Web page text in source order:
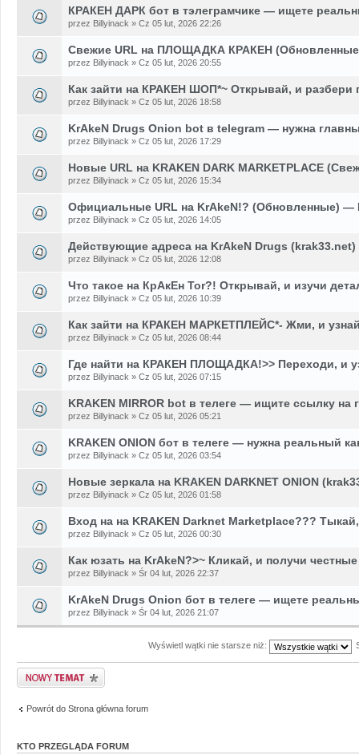
КРАКЕН ДАРК бот в тэлеграмчике — ищете
przez Billyinack » Cz 05 lut, 2026 22:26
Свежие URL на ПЛОЩАДКА КРАКЕН
przez Billyinack » Cz 05 lut, 2026 20:55
Как зайти на КРАКЕН ШОП*~ Открывай, и разбери
przez Billyinack » Cz 05 lut, 2026 18:58
KrAkeN Drugs Onion bot в telegram — нужна
przez Billyinack » Cz 05 lut, 2026 17:29
Новые URL на KRAKEN DARK MARKETPLACE
przez Billyinack » Cz 05 lut, 2026 15:34
Официальные URL на KrAkeN!? (Обновленные) —
przez Billyinack » Cz 05 lut, 2026 14:05
Действующие адреса на KrAkeN Drugs
przez Billyinack » Cz 05 lut, 2026 12:08
Что такое на КрАкЕн Tor?! Открывай, и изучи
przez Billyinack » Cz 05 lut, 2026 10:39
Как зайти на КРАКЕН МАРКЕТПЛЕЙС*- Жми, и
przez Billyinack » Cz 05 lut, 2026 08:44
Где найти на КРАКЕН ПЛОЩАДКА!>> Переходи, и
przez Billyinack » Cz 05 lut, 2026 07:15
KRAKEN MIRROR bot в телеге — ищите ссылку на
przez Billyinack » Cz 05 lut, 2026 05:21
KRAKEN ONION бот в телеге — нужна реальный
przez Billyinack » Cz 05 lut, 2026 03:54
Новые зеркала на KRAKEN DARKNET ONION
przez Billyinack » Cz 05 lut, 2026 01:58
Вход на на KRAKEN Darknet Marketplace???
przez Billyinack » Cz 05 lut, 2026 00:30
Как юзать на KrAkeN?>~ Кликай, и получи
przez Billyinack » Śr 04 lut, 2026 22:37
KrAkeN Drugs Onion бот в телеге — ищете
przez Billyinack » Śr 04 lut, 2026 21:07
Wyświetl wątki nie starsze niż:
Napisz wątek
Powrót do Strona główna forum
KTO PRZEGLĄDA FORUM